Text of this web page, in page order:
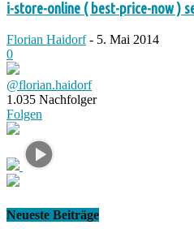
i-store-online ( best-price-now )
Florian Haidorf - 5. Mai 2014
0
@florian.haidorf
1.035 Nachfolger
Folgen
Neueste Beiträge